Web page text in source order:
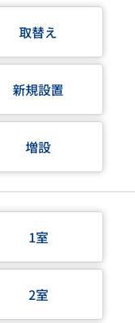
取替え
新規設置
増設
1室
2室